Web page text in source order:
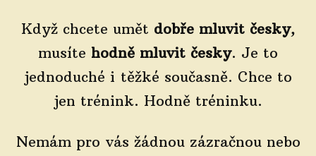
Když chcete umět dobře mluvit česky,
musíte hodně mluvit česky. Je to
jednoduché i těžké současně. Chce to
jen trénink. Hodně tréninku.
Nemám pro vás žádnou zázračnou nebo